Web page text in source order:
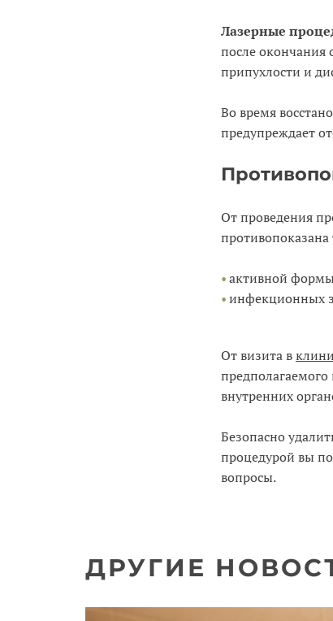
Лазерные
после окончания
припухлости и
Во время
предупреждает
От проведения
активной формы
инфекционных
От визита в
предполагаемого
внутренних
Безопасно
процедурой вы
вопросы.
ДРУГИЕ